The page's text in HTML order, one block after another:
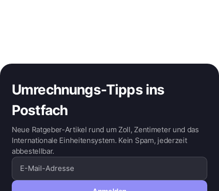
Umrechnungs-Tipps ins
Postfach
Neue Ratgeber-Artikel rund um Zoll, Zentimeter und das
Internationale Einheitensystem. Kein Spam, jederzeit
abbestellbar.